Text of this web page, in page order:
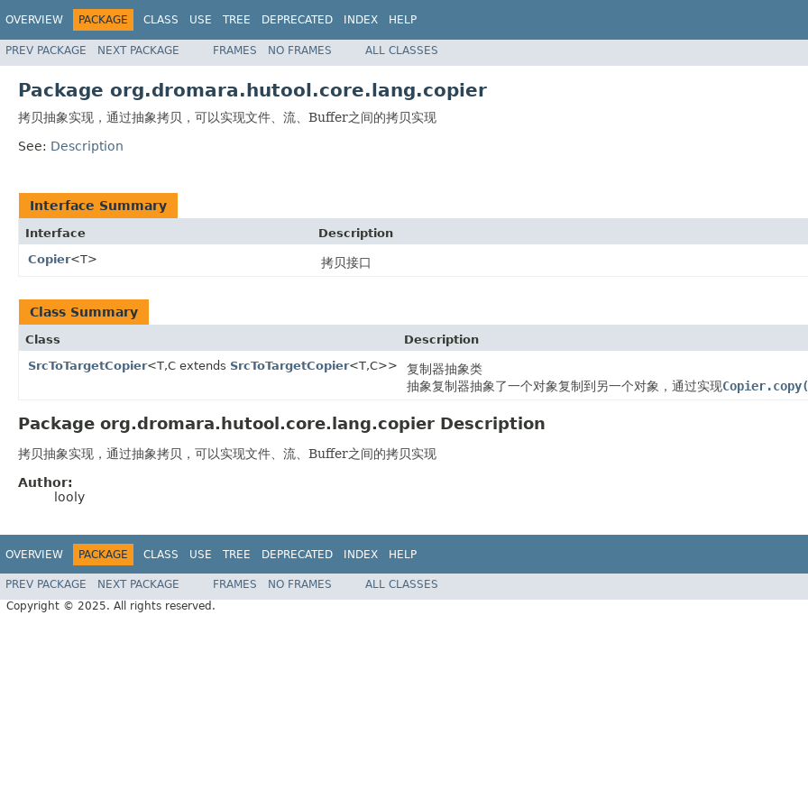
OVERVIEW PACKAGE CLASS USE TREE DEPRECATED INDEX HELP
PREV PACKAGE NEXT PACKAGE FRAMES NO FRAMES ALL CLASSES
Package org.dromara.hutool.core.lang.copier
拷贝抽象实现，通过抽象拷贝，可以实现文件、流、Buffer之间的拷贝实现
See: Description
Interface Summary
Interface
Description
Copier<T> 拷贝接口
Class Summary
Class
Description
SrcToTargetCopier<T,C extends SrcToTargetCopier<T,C>>
复制器抽象类
抽象复制器抽象了一个对象复制到另一个对象，通过实现
Package org.dromara.hutool.core.lang.copier Description
拷贝抽象实现，通过抽象拷贝，可以实现文件、流、Buffer之间的拷贝实现
Author:
looly
OVERVIEW PACKAGE CLASS USE TREE DEPRECATED INDEX HELP
PREV PACKAGE NEXT PACKAGE FRAMES NO FRAMES
ALL CLASSES
Copyright © 2025. All rights reserved.